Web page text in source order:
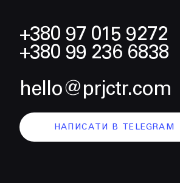
+380 97 015 9272
+380 99 236 6838
hello@prjctr.com
НАПИСАТИ В TELEGRAM